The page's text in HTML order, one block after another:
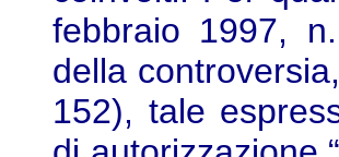
febbraio 1997,
della
152), tale